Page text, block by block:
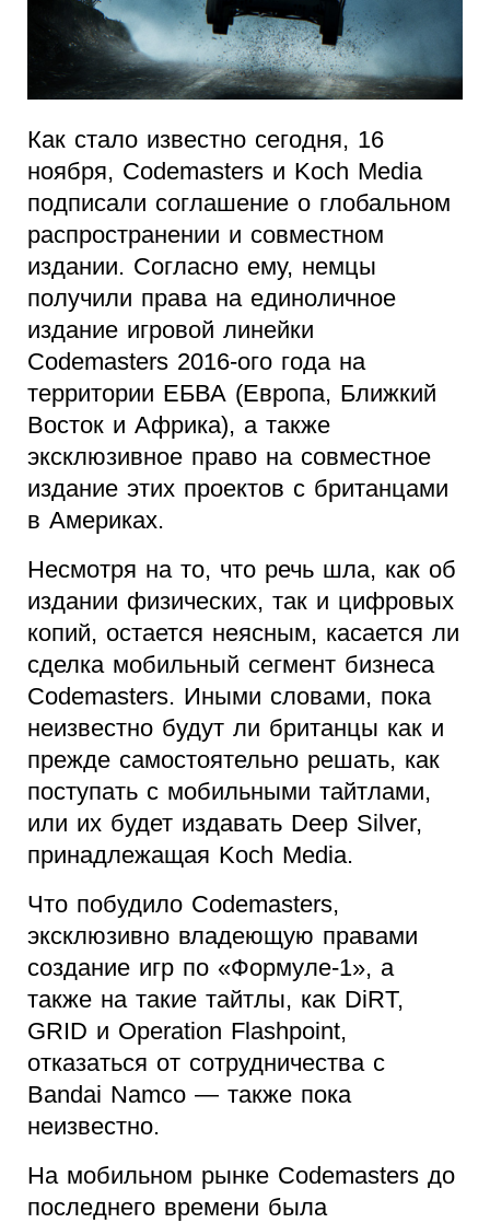
Как стало известно сегодня, 16
ноября, Codemasters и Koch Media
подписали соглашение о глобальном
распространении и совместном
издании. Согласно ему, немцы
получили права на единоличное
издание игровой линейки
Codemasters 2016-ого года на
территории ЕБВА (Европа, Ближкий
Восток и Африка), а также
эксклюзивное право на совместное
издание этих проектов с британцами
в Америках.
Несмотря на то, что речь шла, как об
издании физических, так и цифровых
копий, остается неясным, касается ли
сделка мобильный сегмент бизнеса
Codemasters. Иными словами, пока
неизвестно будут ли британцы как и
прежде самостоятельно решать, как
поступать с мобильными тайтлами,
или их будет издавать Deep Silver,
принадлежащая Koch Media.
Что побудило Codemasters,
эксклюзивно владеющую правами
создание игр по «Формуле-1», а
также на такие тайтлы, как DiRT,
GRID и Operation Flashpoint,
отказаться от сотрудничества с
Bandai Namco — также пока
неизвестно.
На мобильном рынке Codemasters до
последнего времени была